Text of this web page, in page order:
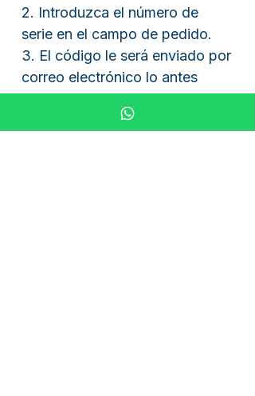
2. Introduzca el número de
serie en el campo de pedido.
3. El código le será enviado por
correo electrónico lo antes
posible.